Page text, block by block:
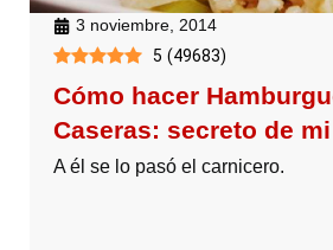
3 noviembre, 2014
5 (49683)
Cómo hacer
Caseras: secreto de
A él se lo pasó el carnicero.